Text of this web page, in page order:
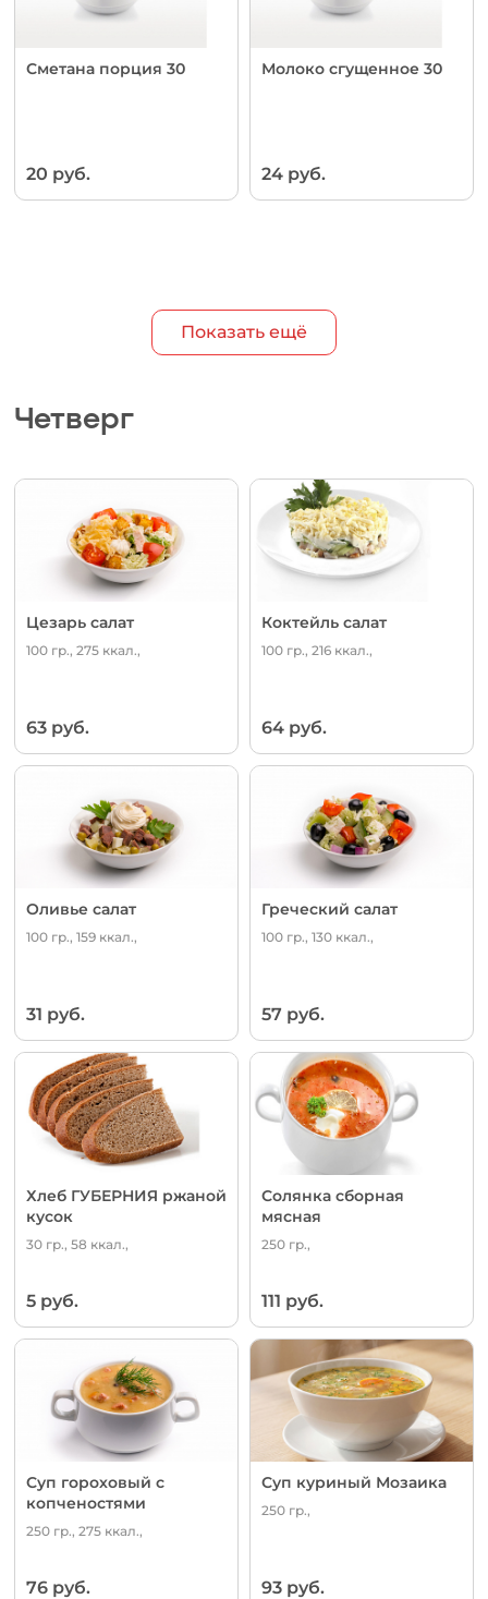
Сметана порция 30
20 руб.
Молоко сгущенное 30
24 руб.
Показать ещё
Четверг
Цезарь салат
100 гр., 275 ккал.,
63 руб.
Коктейль салат
100 гр., 216 ккал.,
64 руб.
Оливье салат
100 гр., 159 ккал.,
31 руб.
Греческий салат
100 гр., 130 ккал.,
57 руб.
Хлеб ГУБЕРНИЯ ржаной
кусок
30 гр., 58 ккал.,
5 руб.
Солянка сборная
мясная
250 гр.,
111 руб.
Суп гороховый с
копченостями
250 гр., 275 ккал.,
76 руб.
Суп куриный Мозаика
250 гр.,
93 руб.